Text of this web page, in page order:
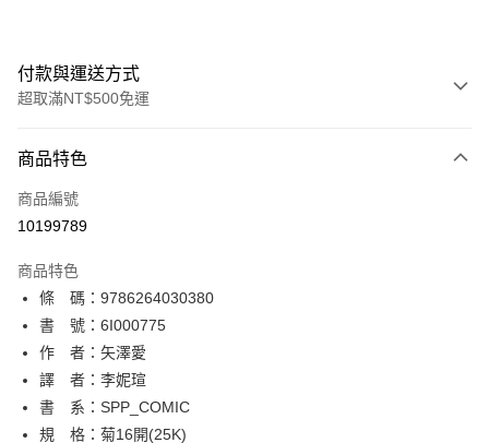
付款與運送方式
超取滿NT$500免運
信用卡一次付款
超商取貨付款
相關說明
【關於「AFTEE先享後付」】
AFTEE先享後付是「在收到商品之後才付款」的支付方式。 讓您購物簡單
便利好安心！
１．簡單：不需註冊會員、不需綁卡、不需儲值。
２．便利：只要手機號碼，簡訊認證，即可結帳。
３．安心：先確認商品／服務後，再付款。
ATM付款
運送方式
全家取貨付款
每筆NT$80，滿NT$500(含以上)免運費
商品特色
商品編號
10199789
商品特色
條 碼：9786264030380
書 號：6I000775
作 者：矢澤愛
譯 者：李妮瑄
書 系：SPP_COMIC
規 格：菊16開(25K)